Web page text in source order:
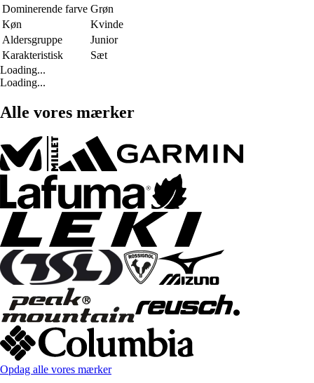
Dominerende farve Grøn
Køn
Kvinde
Aldersgruppe
Junior
Karakteristisk
Sæt
Loading...
Loading...
Alle vores mærker
Opdag alle vores mærker